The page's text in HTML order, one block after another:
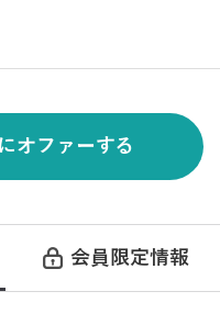
オファーする
会員限定情報